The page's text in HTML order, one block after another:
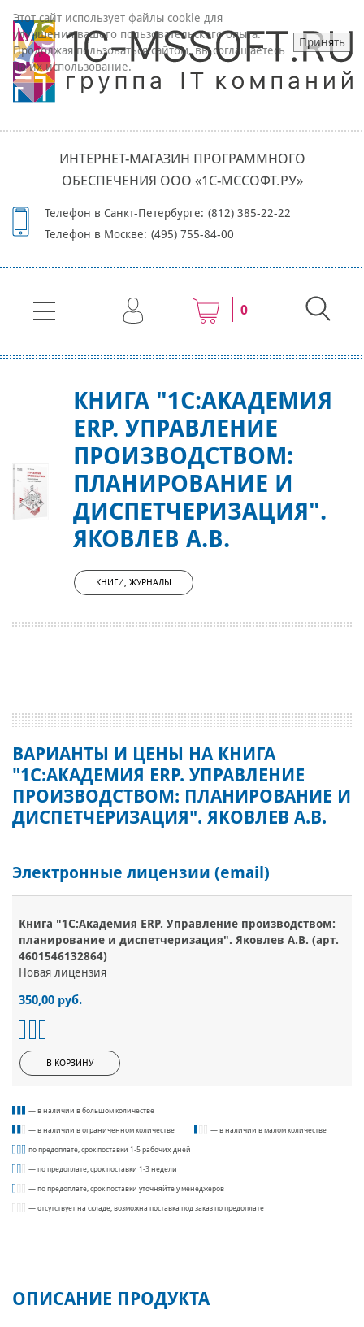
ИНТЕРНЕТ-МАГАЗИН ПРОГРАММНОГО
ОБЕСПЕЧЕНИЯ ООО «1С-МССОФТ.РУ»
Телефон в Санкт-Петербурге: (812) 385-22-22
Телефон в Москве: (495) 755-84-00
0
КНИГА "1С:АКАДЕМИЯ
ERP. УПРАВЛЕНИЕ
ПРОИЗВОДСТВОМ:
ПЛАНИРОВАНИЕ И
ДИСПЕТЧЕРИЗАЦИЯ".
ЯКОВЛЕВ А.В.
КНИГИ, ЖУРНАЛЫ
ВАРИАНТЫ И ЦЕНЫ НА КНИГА
"1С:АКАДЕМИЯ ERP. УПРАВЛЕНИЕ
ПРОИЗВОДСТВОМ: ПЛАНИРОВАНИЕ И
ДИСПЕТЧЕРИЗАЦИЯ". ЯКОВЛЕВ А.В.
Электронные лицензии (email)
Книга "1С:Академия ERP. Управление производством:
планирование и диспетчеризация". Яковлев А.В. (арт.
4601546132864)
Новая лицензия
350,00 руб.
В КОРЗИНУ
— в наличии в большом количестве
— в наличии в ограниченном количестве — в наличии в малом количестве
по предоплате, срок поставки 1-5 рабочих дней
— по предоплате, срок поставки 1-3 недели
— по предоплате, срок поставки уточняйте у менеджеров
— отсутствует на складе, возможна поставка под заказ по предоплате
ОПИСАНИЕ ПРОДУКТА
Этот сайт использует файлы cookie для
улучшения вашего пользовательского опыта.
Продолжая пользоваться сайтом, вы соглашаетесь
на их использование.
Принять